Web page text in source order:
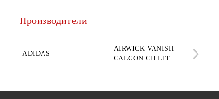
Производители
ADIDAS
AIRWICK VANISH
CALGON CILLIT